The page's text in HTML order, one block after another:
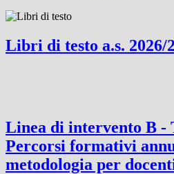
Libri di testo a.s. 2026/
Linea di intervento B -
Percorsi formativi
metodologia per